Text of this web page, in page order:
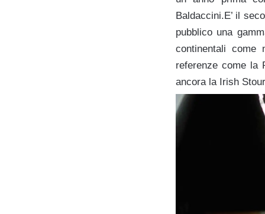
Baldaccini.E’ il
pubblico una
continentali come
referenze come la
ancora la Irish